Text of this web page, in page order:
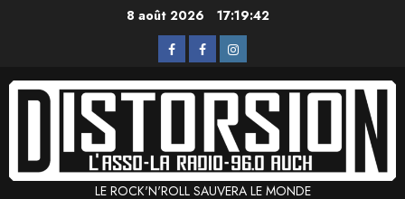
8 août 2026 17:19:42
L’Asso
La
Instagram
LE ROCK'N'ROLL SAUVERA LE MONDE